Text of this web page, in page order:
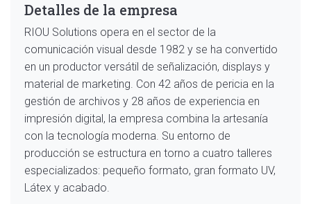
Detalles de la empresa
RIOU Solutions opera en el sector de la
comunicación visual desde 1982 y se ha convertido
en un productor versátil de señalización, displays y
material de marketing. Con 42 años de pericia en la
gestión de archivos y 28 años de experiencia en
impresión digital, la empresa combina la artesanía
con la tecnología moderna. Su entorno de
producción se estructura en torno a cuatro talleres
especializados: pequeño formato, gran formato UV,
Látex y acabado.